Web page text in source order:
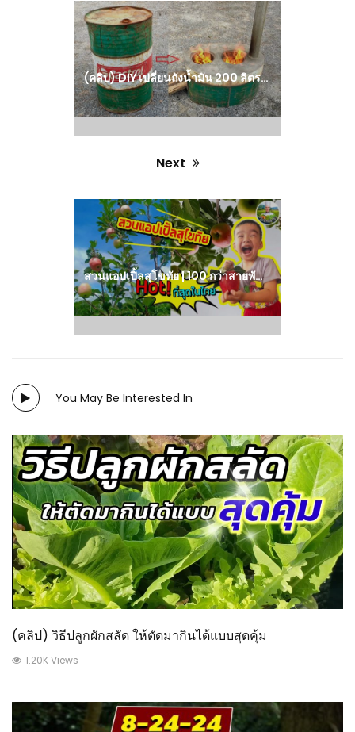
Previous
post:
(คลิป) DIY เปลี่ยนถังน้ำมัน 200 ลิตร ที่ผุพัง เป็นเตาประหยัดฟืน และถ่าน – ไอเดียทำเอง จากปูนซีเมนต์ : วีดีโอ เกษตร
Next
post:
สวนแอปเปิ้ลสุโขทัย | 100 กว่าสายพันธุ์ | มากกว่า 10,000 ต้น Hot! ที่สุดในไทย : วีดีโอ เกษตร
You May Be Interested In
(คลิป) วิธีปลูกผักสลัด ให้ตัดมากินได้แบบสุดคุ้ม
1.20K Views